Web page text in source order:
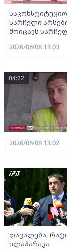
სარჩელი
მოიცავს
2026/08/08 13:03
04:22
2026/08/08 13:02
დავალება,
ილაპარაკა